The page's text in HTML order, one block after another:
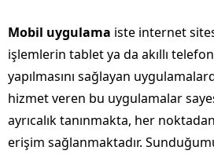
Mobil uygulama iste internet
işlemlerin tablet ya da akıllı
yapılmasını sağlayan
hizmet veren bu uygulamalar
ayrıcalık tanınmakta, her
erişim sağlanmaktadır.